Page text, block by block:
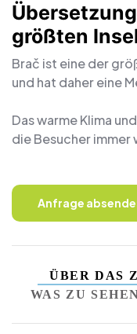
größten
Brač ist eine der
und hat daher eine
Das warme Klima
die Besucher immer
Anfrage
ÜBER DAS
WAS ZU